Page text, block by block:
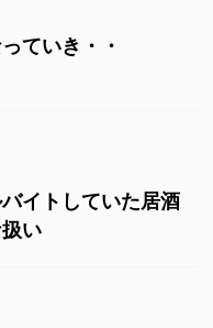
ていき・・
イトしていた居酒
い